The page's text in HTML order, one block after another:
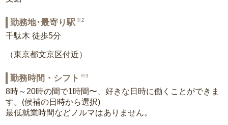
勤務地･最寄り駅 ※2
千駄木 徒歩5分
（東京都文京区付近）
勤務時間・シフト ※3
8時～20時の間で1時間〜、好きな日時に働くことができま
す。(候補の日時から選択)
最低就業時間などノルマはありません。